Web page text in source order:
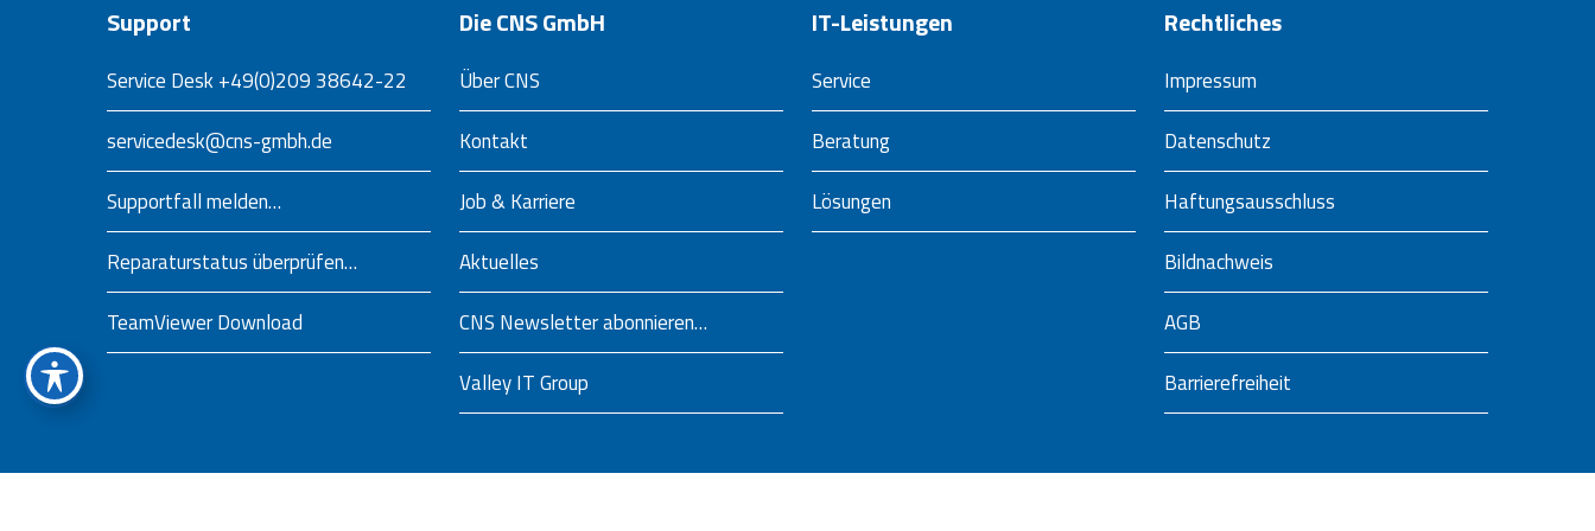
Support
Service Desk+49(0)209 38642-22
servicedesk@cns-gmbh.de
Supportfall melden…
Reparaturstatus überprüfen…
TeamViewer Download
Die CNS GmbH
Über CNS
Kontakt
Job & Karriere
Aktuelles
CNS Newsletter abonnieren…
Valley IT Group
IT-Leistungen
Service
Beratung
Lösungen
Rechtliches
Impressum
Datenschutz
Haftungsausschluss
Bildnachweis
AGB
Barrierefreiheit